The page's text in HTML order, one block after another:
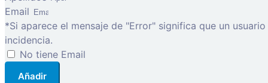
Email
*Si aparece el mensaje de "Error" significa que un
incidencia.
No tiene Email
Añadir